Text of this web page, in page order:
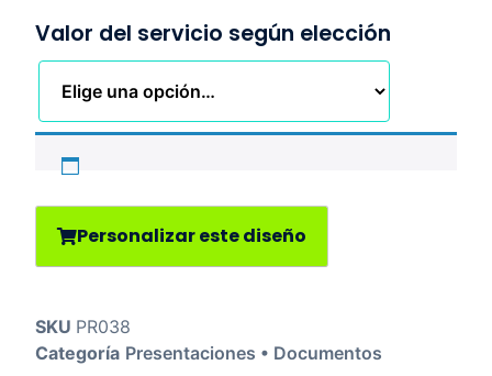
Valor del servicio según elección
Personalizar este diseño
SKU PR038
Categoría Presentaciones • Documentos